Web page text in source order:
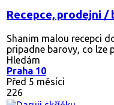
Recepce, prodejni /
Shanim malou recepci
pripadne barovy, co lze
Hledám
Praha 10
Před 5 měsíci
226